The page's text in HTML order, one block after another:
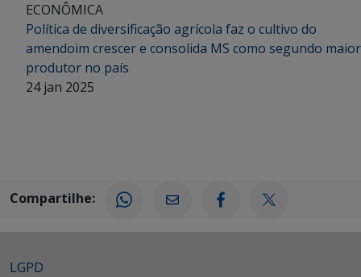
ECONÔMICA
Política de diversificação agrícola faz o cultivo do
amendoim crescer e consolida MS como segundo maior
produtor no país
24 jan 2025
Compartilhe:
LGPD